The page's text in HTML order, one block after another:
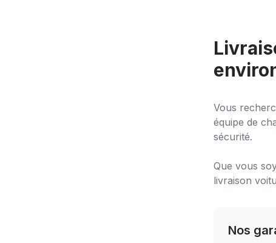
Vous
équipe de
sécurité.
Que vous
livraison
Nos